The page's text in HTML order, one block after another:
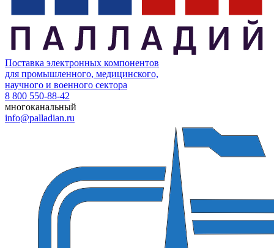
Поставка электронных компонентов
для промышленного, медицинского,
научного и военного сектора
8 800 550-88-42
многоканальный
info@palladian.ru